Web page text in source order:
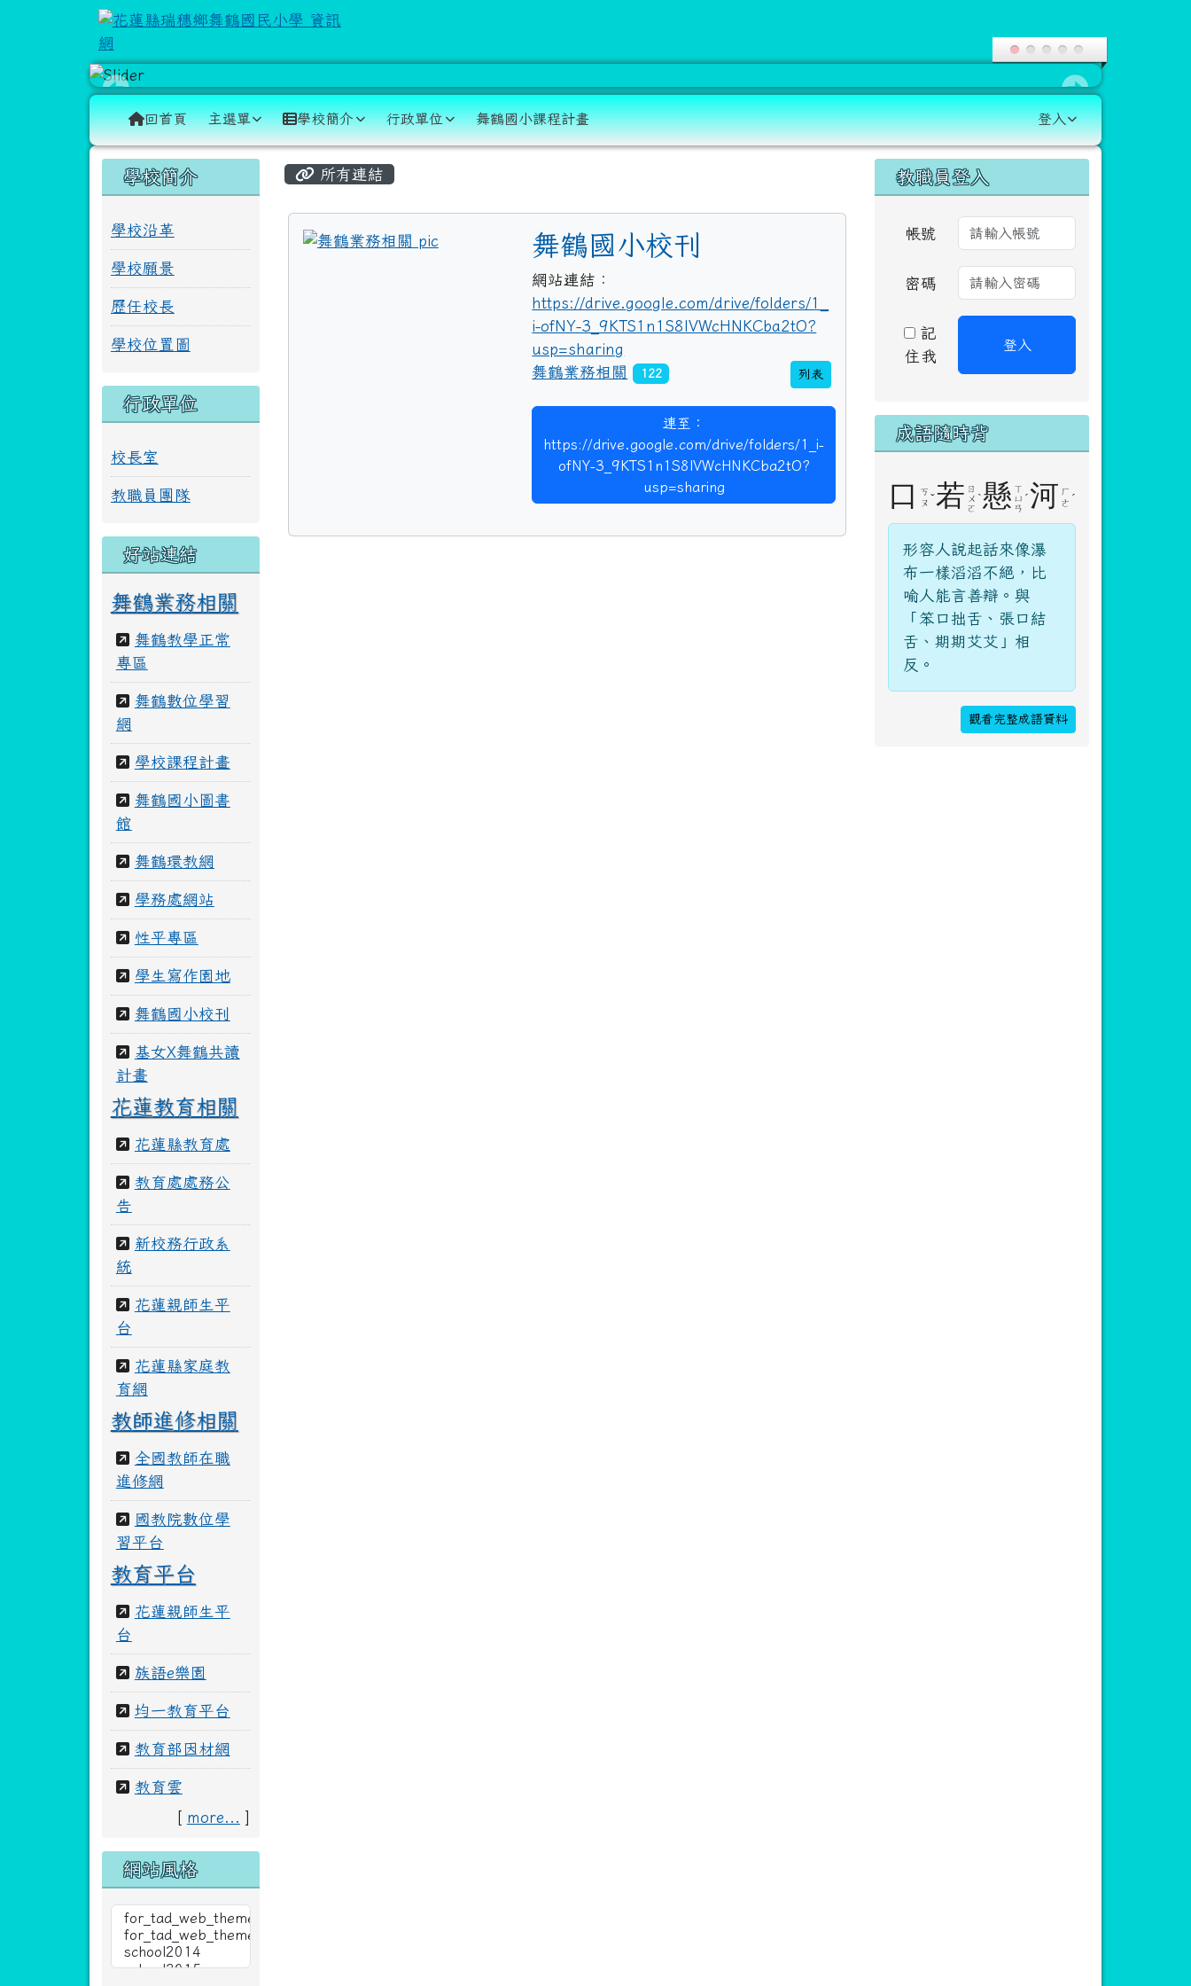
花蓮縣瑞穗鄉舞鶴國民小學 資訊網
回首頁 主選單 學校簡介 行政單位 舞鶴國小課程計畫 登入
左邊區域內容
學校簡介
學校沿革
學校願景
歷任校長
學校位置圖
行政單位
校長室
教職員團隊
好站連結
舞鶴業務相關
舞鶴教學正常
專區
舞鶴數位學習
網
學校課程計畫
舞鶴國小圖書
館
舞鶴環教網
學務處網站
性平專區
學生寫作園地
舞鶴國小校刊
基女X舞鶴共讀
計畫
花蓮教育相關
花蓮縣教育處
教育處處務公
告
新校務行政系
統
花蓮親師生平
台
花蓮縣家庭教
育網
教師進修相關
全國教師在職
進修網
國教院數位學
習平台
教育平台
花蓮親師生平
台
族語e樂園
均一教育平台
教育部因材網
教育雲
[ more...
網站風格
主內容區域
所有連結
title:舞鶴業務相關舞鶴國小校刊
網站連結：
https://drive.google.com/drive/folders/1_
i-ofNY-3_9KTS1n1S8lVWcHNKCba2tO?
usp=sharing
舞鶴業務相關
122 列表
連至：
https://drive.google.com/drive/folders/1_i-
ofNY-3_9KTS1n1S8lVWcHNKCba2tO?
usp=sharing
右邊區域內容
教職員登入
帳號
密碼
記
住我
登入
成語隨時背
口
ㄎ
ㄡ ˇ若 ㄖ
ㄨ
ㄛ
ˋ懸 ㄒ
ㄩ
ㄢ
ˊ河 ㄏ
ㄜ ˊ
形容人說起話來像瀑
布一樣滔滔不絕，比
喻人能言善辯。與
「笨口拙舌、張口結
舌、期期艾艾」相
反。
觀看完整成語資料
頁尾區域